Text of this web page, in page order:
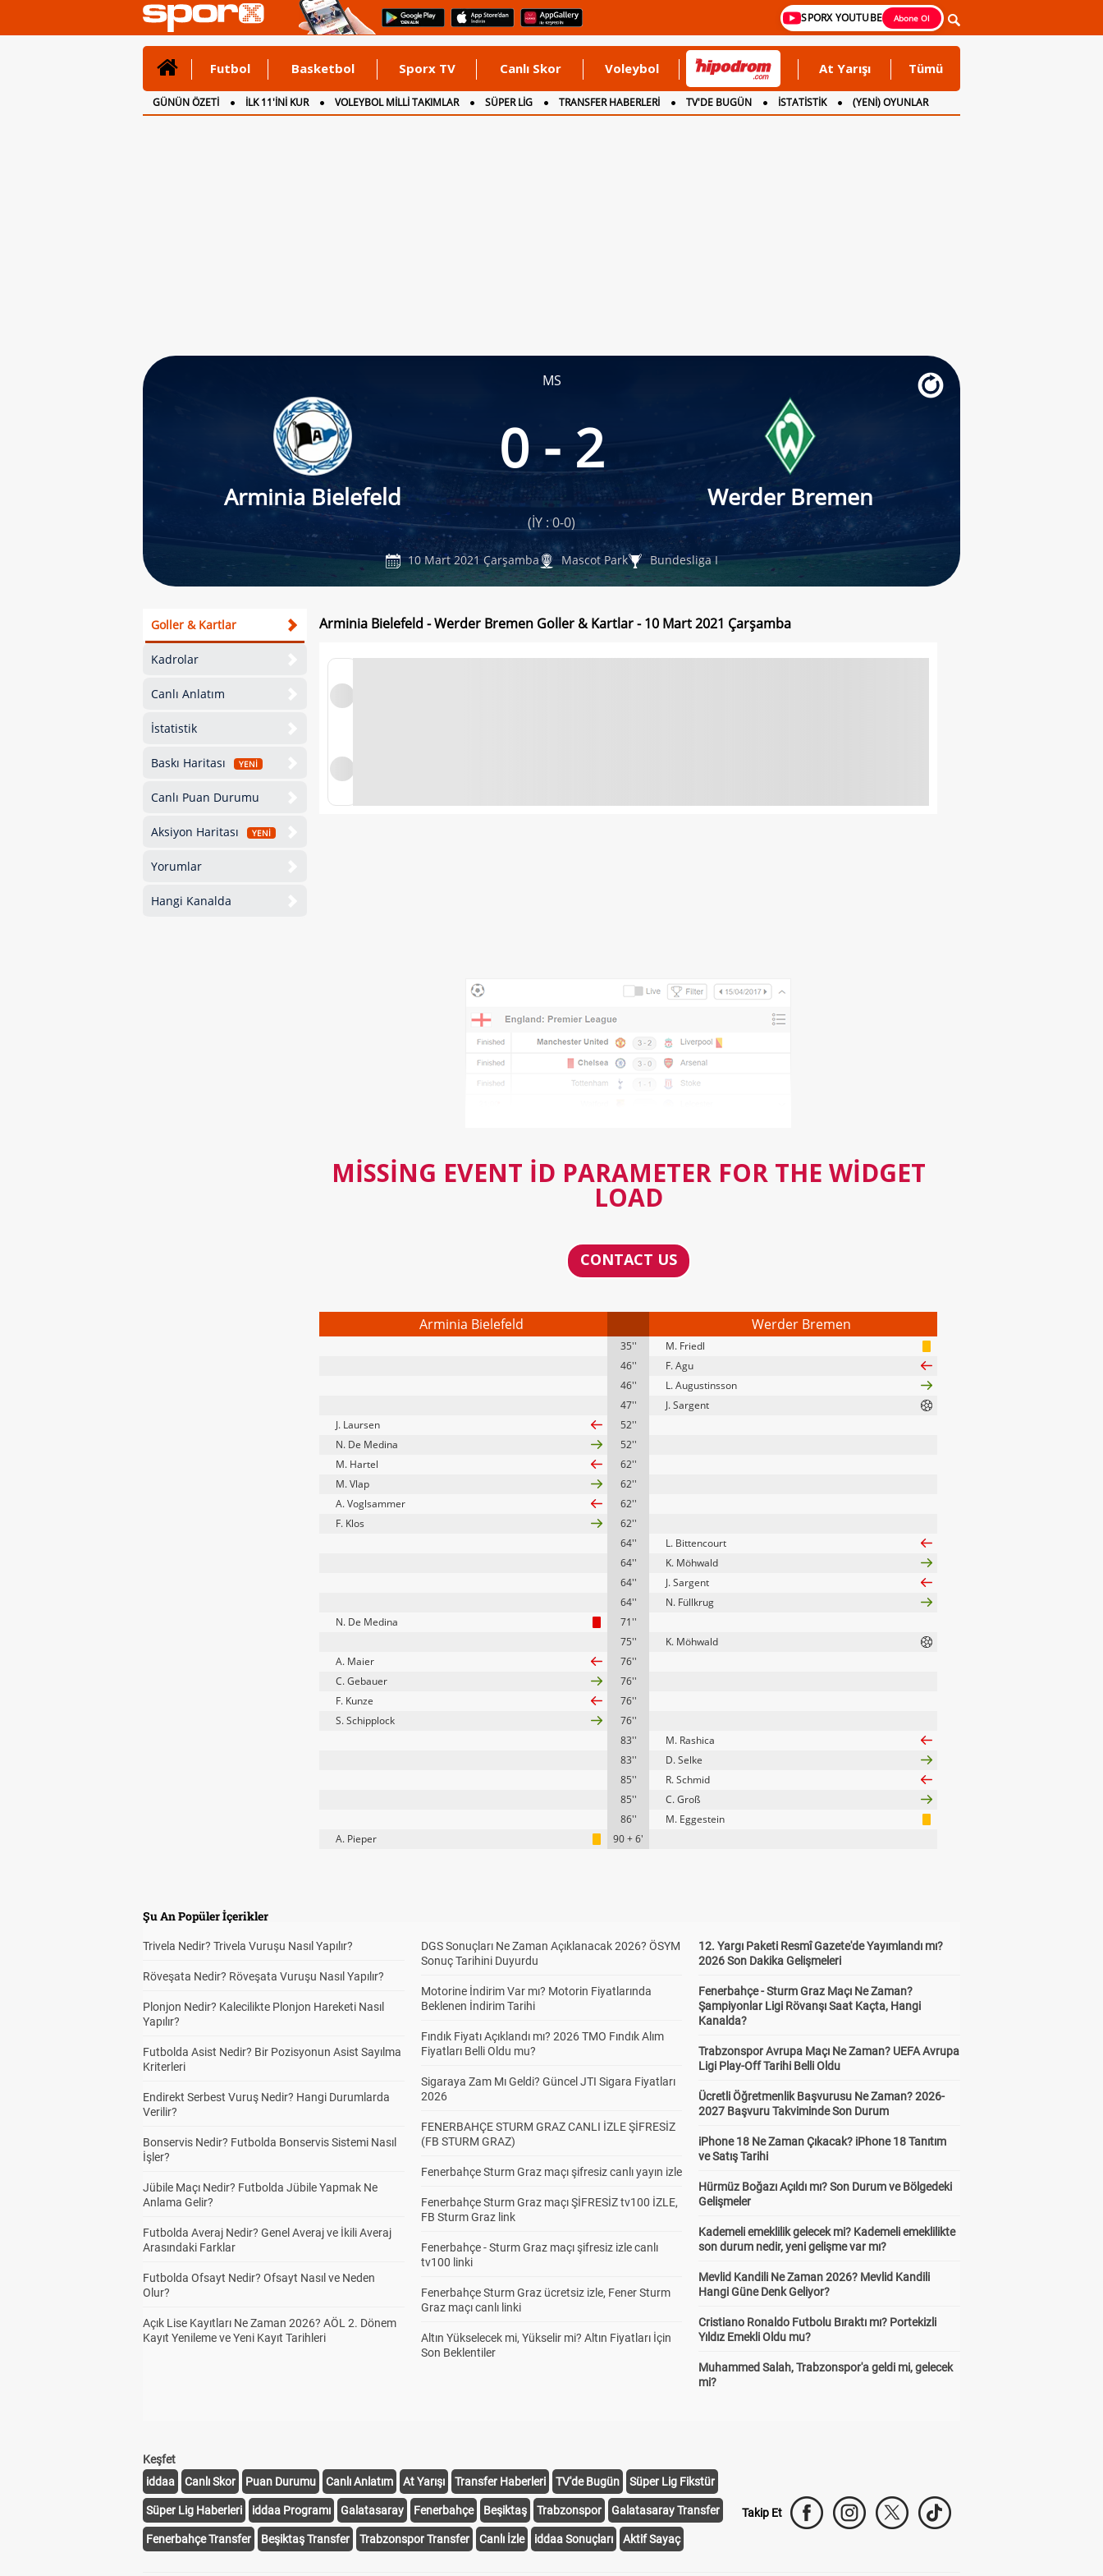
SPORX YOUTUBE Abone Ol
Futbol Basketbol Sporx TV Canlı Skor Voleybol At Yarışı Tümü
GÜNÜN ÖZETİ İLK 11'İNİ KUR VOLEYBOL MİLLİ TAKIMLAR SÜPER LİG TRANSFER HABERLERİ TV'DE BUGÜN İSTATİSTİK
(YENİ) OYUNLAR
CANLI ANLATIM
İNGİLTERE
MS
Arminia Bielefeld
0 - 2
Werder Bremen
(İY : 0-0)
10 Mart 2021 Çarşamba Mascot Park Bundesliga I
Goller & Kartlar
Kadrolar
Canlı Anlatım
İstatistik
Baskı Haritası YENİ
Canlı Puan Durumu
Aksiyon Haritası YENİ
Yorumlar
Hangi Kanalda
Arminia Bielefeld - Werder Bremen Goller & Kartlar - 10 Mart 2021 Çarşamba
MISSING EVENT ID PARAMETER FOR THE WIDGET
LOAD
CONTACT US
Arminia Bielefeld Werder Bremen
35''
M. Friedl
46''
F. Agu
46''
L. Augustinsson
47''
J. Sargent
J. Laursen
52''
N. De Medina
52''
M. Hartel
62''
M. Vlap
62''
A. Voglsammer
62''
F. Klos
62''
64''
L. Bittencourt
64''
K. Möhwald
64''
J. Sargent
64''
N. Füllkrug
N. De Medina
71''
75''
K. Möhwald
A. Maier
76''
C. Gebauer
76''
F. Kunze
76''
S. Schipplock
76''
83''
M. Rashica
83''
D. Selke
85''
R. Schmid
85''
C. Groß
86''
M. Eggestein
A. Pieper
90 + 6'
Şu An Popüler İçerikler
Trivela Nedir? Trivela Vuruşu Nasıl Yapılır?
Röveşata Nedir? Röveşata Vuruşu Nasıl Yapılır?
Plonjon Nedir? Kalecilikte Plonjon Hareketi Nasıl
Yapılır?
Futbolda Asist Nedir? Bir Pozisyonun Asist Sayılma
Kriterleri
Endirekt Serbest Vuruş Nedir? Hangi Durumlarda
Verilir?
Bonservis Nedir? Futbolda Bonservis Sistemi Nasıl
İşler?
Jübile Maçı Nedir? Futbolda Jübile Yapmak Ne
Anlama Gelir?
Futbolda Averaj Nedir? Genel Averaj ve İkili Averaj
Arasındaki Farklar
Futbolda Ofsayt Nedir? Ofsayt Nasıl ve Neden
Olur?
Açık Lise Kayıtları Ne Zaman 2026? AÖL 2. Dönem
Kayıt Yenileme ve Yeni Kayıt Tarihleri
DGS Sonuçları Ne Zaman Açıklanacak 2026? ÖSYM
Sonuç Tarihini Duyurdu
Motorine İndirim Var mı? Motorin Fiyatlarında
Beklenen İndirim Tarihi
Fındık Fiyatı Açıklandı mı? 2026 TMO Fındık Alım
Fiyatları Belli Oldu mu?
Sigaraya Zam Mı Geldi? Güncel JTI Sigara Fiyatları
2026
FENERBAHÇE STURM GRAZ CANLI İZLE ŞİFRESİZ
(FB STURM GRAZ)
Fenerbahçe Sturm Graz maçı şifresiz canlı yayın izle
Fenerbahçe Sturm Graz maçı ŞİFRESİZ tv100 İZLE,
FB Sturm Graz link
Fenerbahçe - Sturm Graz maçı şifresiz izle canlı
tv100 linki
Fenerbahçe Sturm Graz ücretsiz izle, Fener Sturm
Graz maçı canlı linki
Altın Yükselecek mi, Yükselir mi? Altın Fiyatları İçin
Son Beklentiler
12. Yargı Paketi Resmî Gazete'de Yayımlandı mı?
2026 Son Dakika Gelişmeleri
Fenerbahçe - Sturm Graz Maçı Ne Zaman?
Şampiyonlar Ligi Rövanşı Saat Kaçta, Hangi
Kanalda?
Trabzonspor Avrupa Maçı Ne Zaman? UEFA Avrupa
Ligi Play-Off Tarihi Belli Oldu
Ücretli Öğretmenlik Başvurusu Ne Zaman? 2026-
2027 Başvuru Takviminde Son Durum
iPhone 18 Ne Zaman Çıkacak? iPhone 18 Tanıtım
ve Satış Tarihi
Hürmüz Boğazı Açıldı mı? Son Durum ve Bölgedeki
Gelişmeler
Kademeli emeklilik gelecek mi? Kademeli emeklilikte
son durum nedir, yeni gelişme var mı?
Mevlid Kandili Ne Zaman 2026? Mevlid Kandili
Hangi Güne Denk Geliyor?
Cristiano Ronaldo Futbolu Bıraktı mı? Portekizli
Yıldız Emekli Oldu mu?
Muhammed Salah, Trabzonspor'a geldi mi, gelecek
mi?
Keşfet
iddaa
Canlı Skor Puan Durumu Canlı Anlatım At Yarışı Transfer Haberleri TV'de Bugün Süper Lig Fikstür
Süper Lig Haberleri iddaa Programı Galatasaray Fenerbahçe Beşiktaş Trabzonspor Galatasaray Transfer
Fenerbahçe Transfer Beşiktaş Transfer Trabzonspor Transfer Canlı İzle iddaa Sonuçları Aktif Sayaç
Takip Et